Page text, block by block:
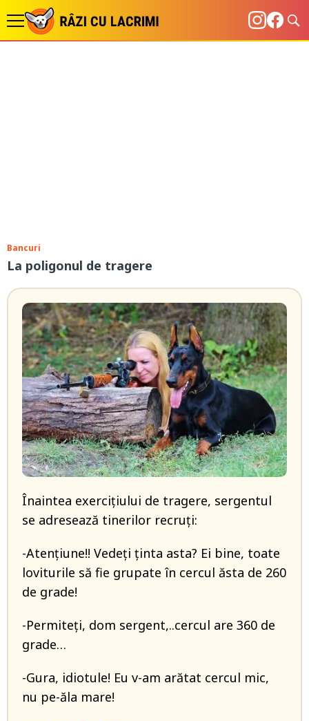
Bancuri
La poligonul de tragere
Înaintea exercițiului de tragere, sergentul
se adresează tinerilor recruți:
-Atențiune!! Vedeți ținta asta? Ei bine, toate
loviturile să fie grupate în cercul ăsta de 260
de grade!
-Permiteți, dom sergent,..cercul are 360 de
grade…
-Gura, idiotule! Eu v-am arătat cercul mic,
nu pe-ăla mare!